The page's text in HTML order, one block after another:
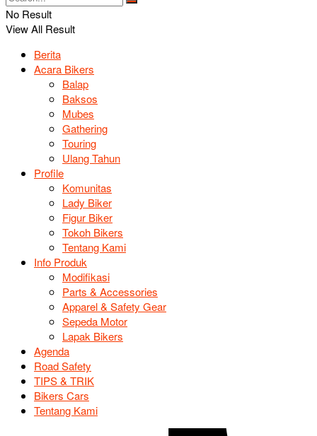
No Result
View All Result
Berita
Acara Bikers
Balap
Baksos
Mubes
Gathering
Touring
Ulang Tahun
Profile
Komunitas
Lady Biker
Figur Biker
Tokoh Bikers
Tentang Kami
Info Produk
Modifikasi
Parts & Accessories
Apparel & Safety Gear
Sepeda Motor
Lapak Bikers
Agenda
Road Safety
TIPS & TRIK
Bikers Cars
Tentang Kami